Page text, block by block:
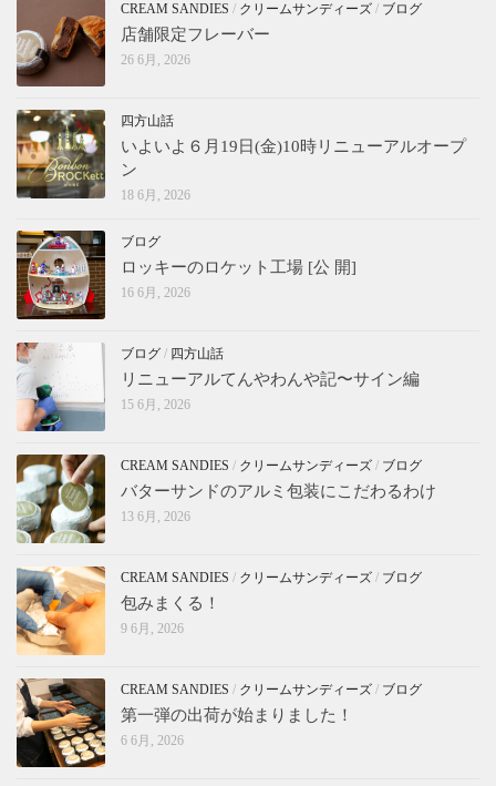
CREAM SANDIES / クリームサンディーズ / ブログ
店舗限定フレーバー
26 6月, 2026
四方山話
いよいよ６月19日(金)10時リニューアルオープ
ン
18 6月, 2026
ブログ
ロッキーのロケット工場 [公 開]
16 6月, 2026
ブログ / 四方山話
リニューアルてんやわんや記〜サイン編
15 6月, 2026
CREAM SANDIES / クリームサンディーズ / ブログ
バターサンドのアルミ包装にこだわるわけ
13 6月, 2026
CREAM SANDIES / クリームサンディーズ / ブログ
包みまくる！
9 6月, 2026
CREAM SANDIES / クリームサンディーズ / ブログ
第一弾の出荷が始まりました！
6 6月, 2026